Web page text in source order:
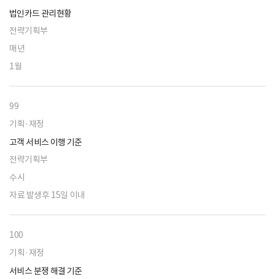
법인카드 관리현황
전략기획부
매년
1월
99
기획·재정
고객 서비스 이행 기준
전략기획부
수시
자료 발생후 15일 이내
100
기획·재정
서비스 분쟁 해결 기준